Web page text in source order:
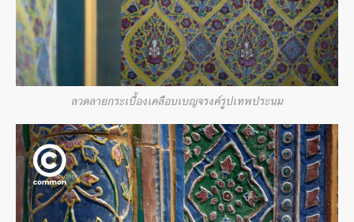
ลวดลายกระเบื้องเคลือบเบญจรงค์รูปเทพประนม